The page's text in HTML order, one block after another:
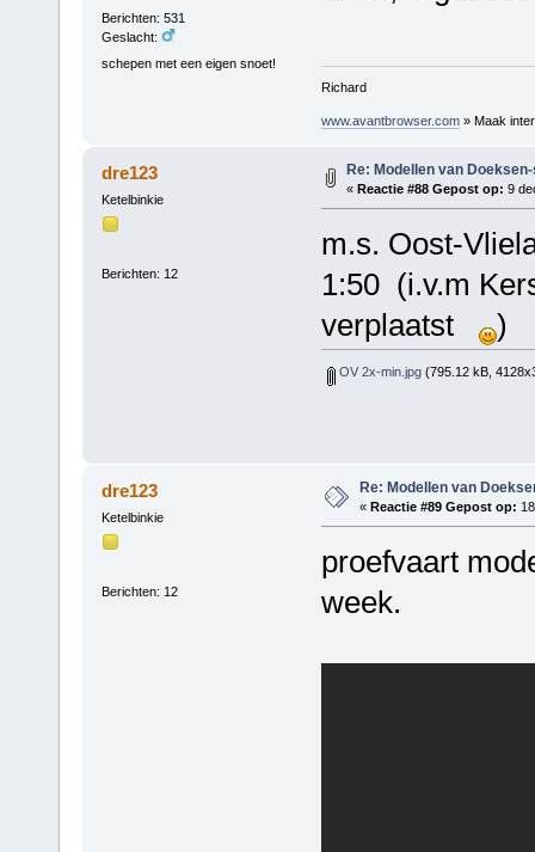
Berichten: 531
Geslacht:
schepen met een eigen snoet!
Richard
www.avantbrowser.com» Maak
dre123
Ketelbinkie
Berichten: 12
Re: Modellen van
« Reactie #88 Gepost op: 9
m.s. Oost-
1:50 (i.v.m
verplaatst
)
OV 2x-min.jpg(795.12 kB,
dre123
Ketelbinkie
Berichten: 12
Re: Modellen van
« Reactie #89 Gepost op:
proefvaart
week.